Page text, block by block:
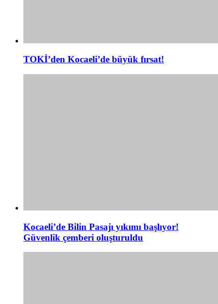
TOKİ’den Kocaeli’de büyük fırsat!
Kocaeli’de Bilin Pasajı yıkımı başlıyor!
Güvenlik çemberi oluşturuldu